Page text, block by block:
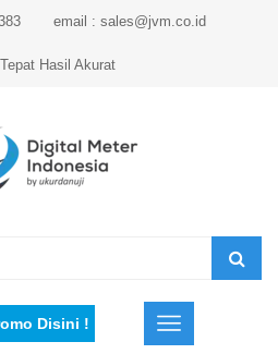
email : sales@jvm.co.id
Hasil Akurat
Disini !